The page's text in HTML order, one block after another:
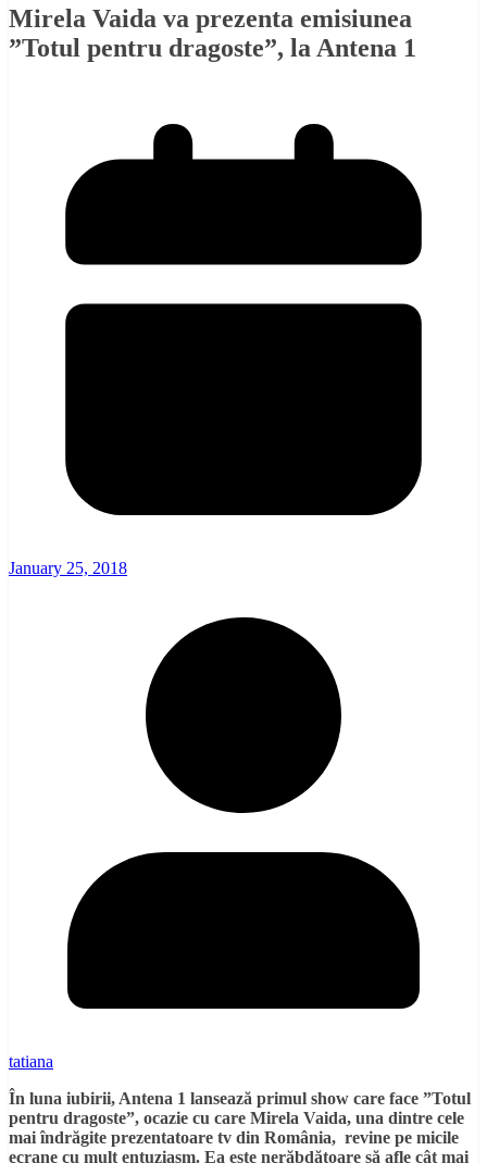
Mirela Vaida va prezenta emisiunea
”Totul pentru dragoste”, la Antena 1
January 25, 2018
tatiana
În luna iubirii, Antena 1 lansează primul show care face ”Totul
pentru dragoste”, ocazie cu care Mirela Vaida, una dintre cele
mai îndrăgite prezentatoare tv din România, revine pe micile
ecrane cu mult entuziasm. Ea este nerăbdătoare să afle cât mai